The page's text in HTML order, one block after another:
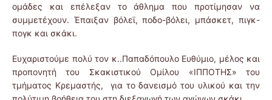
ομάδες και επέλεξαν το άθλημα που προτίμησαν να
συμμετέχουν. Έπαιξαν βόλεϊ, ποδο-βόλει, μπάσκετ, πιγκ-
πογκ και σκάκι.
Ευχαριστούμε πολύ τον κ..Παπαδόπουλο Ευθύμιο, μέλος και
προπονητή του Σκακιστικού Ομίλου «ΙΠΠΟΤΗΣ» του
τμήματος Κρεμαστής, για το δανεισμό του υλικού και την